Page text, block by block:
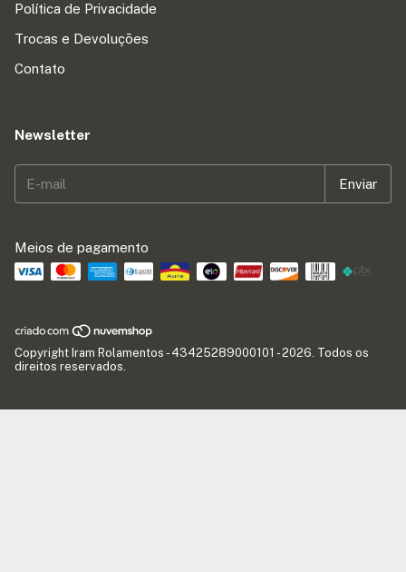
Política de Privacidade
Trocas e Devoluções
Contato
Newsletter
Meios de pagamento
Copyright Iram Rolamentos - 43425289000101 - 2026. Todos os
direitos reservados.